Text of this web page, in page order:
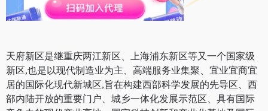
天府新区是继重庆两江新区、上海浦东新区等又一个国家级
新区,也是以现代制造业为主、高端服务业集聚、宜业宜商宜
居的国际化现代新城区,旨在构建西部科学发展的先导区、西
部内陆开放的重要门户、城乡一体化发展示范区、具有国际